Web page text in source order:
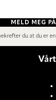
MELD MEG PÅ
du at du er